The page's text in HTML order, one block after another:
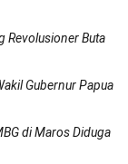
Revolusioner Buta
Gubernur Papua
di Maros Diduga